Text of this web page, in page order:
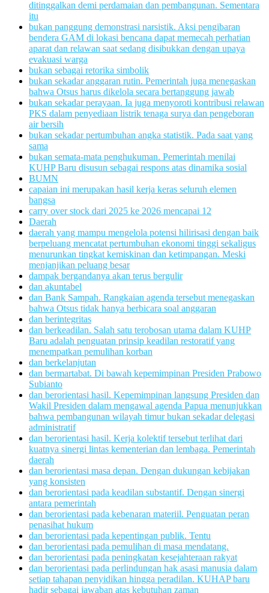
ditinggalkan demi perdamaian dan pembangunan. Sementara
itu
bukan panggung demonstrasi narsistik. Aksi pengibaran
bendera GAM di lokasi bencana dapat memecah perhatian
aparat dan relawan saat sedang disibukkan dengan upaya
evakuasi warga
bukan sebagai retorika simbolik
bukan sekadar anggaran rutin. Pemerintah juga menegaskan
bahwa Otsus harus dikelola secara bertanggung jawab
bukan sekadar perayaan. Ia juga menyoroti kontribusi relawan
PKS dalam penyediaan listrik tenaga surya dan pengeboran
air bersih
bukan sekadar pertumbuhan angka statistik. Pada saat yang
sama
bukan semata-mata penghukuman. Pemerintah menilai
KUHP Baru disusun sebagai respons atas dinamika sosial
BUMN
capaian ini merupakan hasil kerja keras seluruh elemen
bangsa
carry over stock dari 2025 ke 2026 mencapai 12
Daerah
daerah yang mampu mengelola potensi hilirisasi dengan baik
berpeluang mencatat pertumbuhan ekonomi tinggi sekaligus
menurunkan tingkat kemiskinan dan ketimpangan. Meski
menjanjikan peluang besar
dampak bergandanya akan terus bergulir
dan akuntabel
dan Bank Sampah. Rangkaian agenda tersebut menegaskan
bahwa Otsus tidak hanya berbicara soal anggaran
dan berintegritas
dan berkeadilan. Salah satu terobosan utama dalam KUHP
Baru adalah penguatan prinsip keadilan restoratif yang
menempatkan pemulihan korban
dan berkelanjutan
dan bermartabat. Di bawah kepemimpinan Presiden Prabowo
Subianto
dan berorientasi hasil. Kepemimpinan langsung Presiden dan
Wakil Presiden dalam mengawal agenda Papua menunjukkan
bahwa pembangunan wilayah timur bukan sekadar delegasi
administratif
dan berorientasi hasil. Kerja kolektif tersebut terlihat dari
kuatnya sinergi lintas kementerian dan lembaga. Pemerintah
daerah
dan berorientasi masa depan. Dengan dukungan kebijakan
yang konsisten
dan berorientasi pada keadilan substantif. Dengan sinergi
antara pemerintah
dan berorientasi pada kebenaran materiil. Penguatan peran
penasihat hukum
dan berorientasi pada kepentingan publik. Tentu
dan berorientasi pada pemulihan di masa mendatang.
dan berorientasi pada peningkatan kesejahteraan rakyat
dan berorientasi pada perlindungan hak asasi manusia dalam
setiap tahapan penyidikan hingga peradilan. KUHAP baru
hadir sebagai jawaban atas kebutuhan zaman